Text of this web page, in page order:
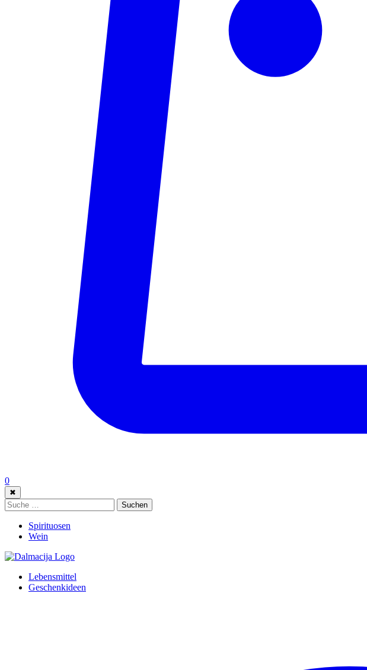
0
✖
Suche: Suchen
Spirituosen
Wein
Lebensmittel
Geschenkideen